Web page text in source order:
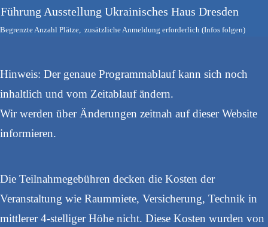
Führung Ausstellung Ukrainisches Haus Dresden
Begrenzte Anzahl Plätze, zusätzliche Anmeldung erforderlich (Infos folgen)
Hinweis: Der genaue Programmablauf kann sich noch
inhaltlich und vom Zeitablauf ändern.
Wir werden über Änderungen zeitnah auf dieser Website
informieren.
Die Teilnahmegebühren decken die Kosten der
Veranstaltung wie Raummiete, Versicherung, Technik in
mittlerer 4-stelliger Höhe nicht. Diese Kosten wurden von